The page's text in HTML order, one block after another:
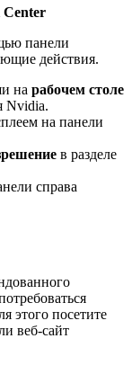
панели
действия.
на рабочем столе
Nvidia.
на панели
в разделе
справа
этого посетите
веб-сайт